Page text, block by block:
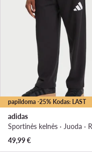
papildoma -25% Kodas: LAST
adidas
49,99€